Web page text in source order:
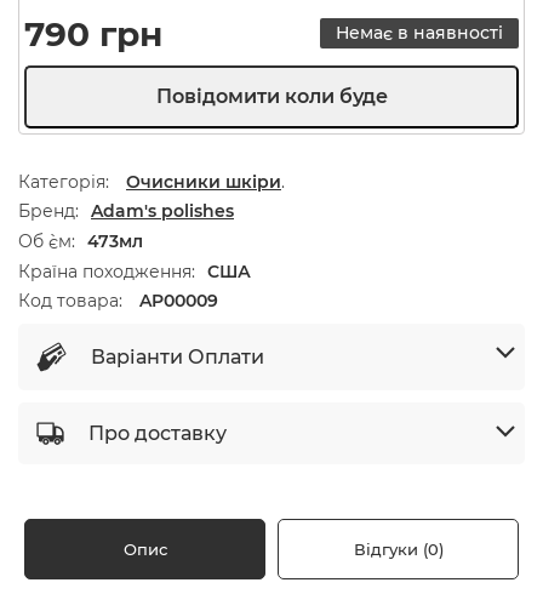
790 грн Немає в наявності
Категорія: Очисники шкіри.
Бренд
Adam's polishes
Об `єм
473мл
Країна походження
США
Код товара:
AP00009
Варіанти Оплати
Про доставку
Опис Відгуки (0)